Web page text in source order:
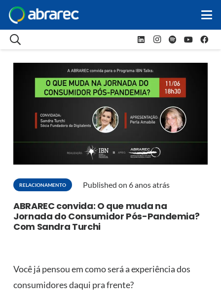
RELACIONAMENTO Published on 6 anos atrás
ABRAREC convida: O que muda na
Jornada do Consumidor Pós-Pandemia?
Com Sandra Turchi
Você já pensou em como será a experiência dos
consumidores daqui pra frente?